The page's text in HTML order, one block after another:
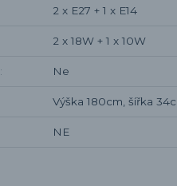
2 x E27 + 1 x E14
2 x 18W + 1 x 10W
Ne
Výška 180cm, šířka
NE